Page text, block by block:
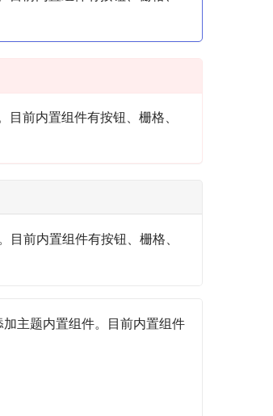
前内置组件有按钮、栅格、
前内置组件有按钮、栅格、
主题内置组件。目前内置组件